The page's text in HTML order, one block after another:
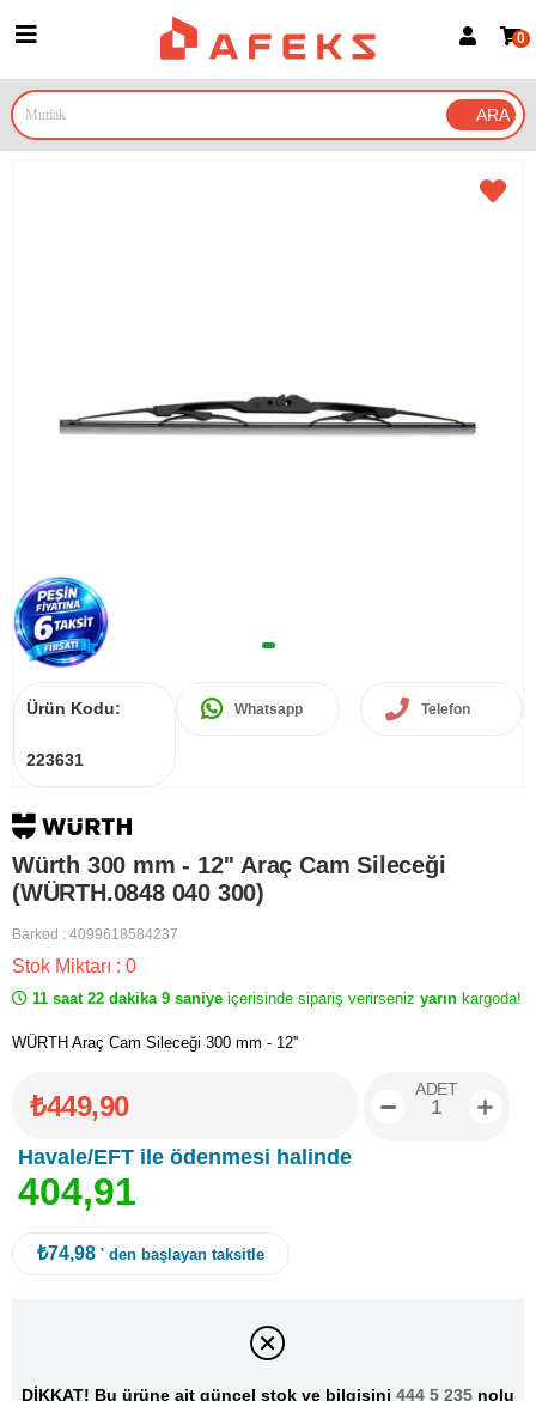
Google İle Bağlan
0
Ürün Kodu:
223631
Whatsapp Telefon
Würth 300 mm - 12'' Araç Cam Sileceği
(WÜRTH.0848 040 300)
Barkod : 4099618584237
Stok Miktarı : 0
11 saat 22 dakika 9 saniye içerisinde sipariş verirseniz yarın kargoda!
WÜRTH Araç Cam Sileceği 300 mm - 12''
₺449,90
Havale/EFT ile ödenmesi halinde
404,91
ADET
₺74,98 ' den başlayan taksitle
DİKKAT! Bu ürüne ait güncel stok ve bilgisini 444 5 235 nolu